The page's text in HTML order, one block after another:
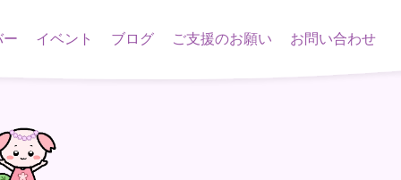
イベント ブログ ご支援のお願い お問い合わせ